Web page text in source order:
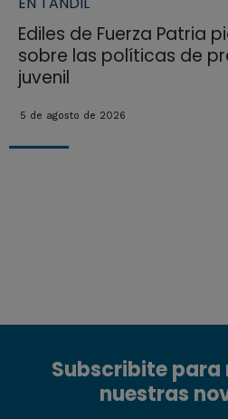
Ediles de Fuerza Patria
sobre las políticas de
juvenil
5 de agosto de 2026
Subscribite
nuestras